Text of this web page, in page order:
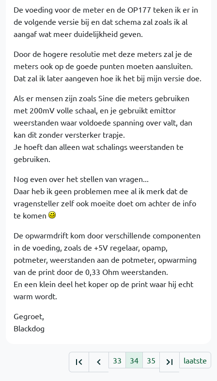
De voeding voor de meter en de OP177 teken ik er in
de volgende versie bij en dat schema zal zoals ik al
aangaf wat meer duidelijkheid geven.
Door de hogere resolutie met deze meters zal je de
meters ook op de goede punten moeten aansluiten.
Dat zal ik later aangeven hoe ik het bij mijn versie doe.
Als er mensen zijn zoals Sine die meters gebruiken
met 200mV volle schaal, en je gebruikt emittor
weerstanden waar voldoede spanning over valt, dan
kan dit zonder versterker trapje.
Je hoeft dan alleen wat schalings weerstanden te
gebruiken.
Nog even over het stellen van vragen...
Daar heb ik geen problemen mee al ik merk dat de
vragensteller zelf ook moeite doet om achter de info
te komen
De opwarmdrift kom door verschillende componenten
in de voeding, zoals de +5V regelaar, opamp,
potmeter, weerstanden aan de potmeter, opwarming
van de print door de 0,33 Ohm weerstanden.
En een klein deel het koper op de print waar hij echt
warm wordt.
Gegroet,
Blackdog
33 34 35 laatste